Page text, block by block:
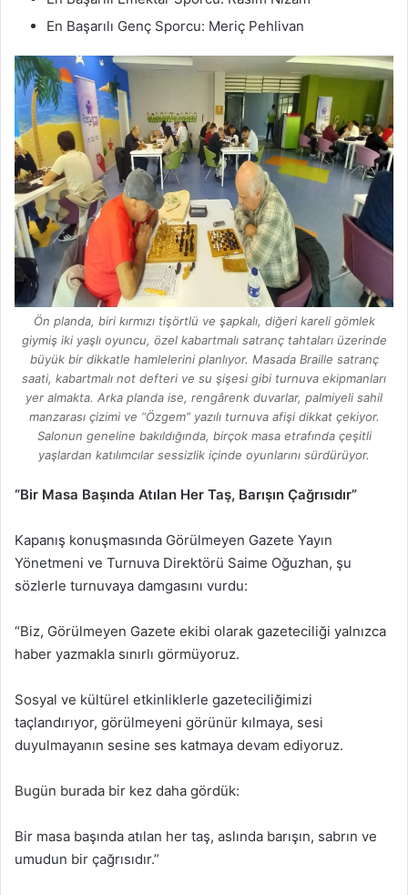
En Başarılı Genç Sporcu: Meriç Pehlivan
Ön planda, biri kırmızı tişörtlü ve şapkalı, diğeri kareli gömlek
giymiş iki yaşlı oyuncu, özel kabartmalı satranç tahtaları üzerinde
büyük bir dikkatle hamlelerini planlıyor. Masada Braille satranç
saati, kabartmalı not defteri ve su şişesi gibi turnuva ekipmanları
yer almakta. Arka planda ise, rengârenk duvarlar, palmiyeli sahil
manzarası çizimi ve “Özgem” yazılı turnuva afişi dikkat çekiyor.
Salonun geneline bakıldığında, birçok masa etrafında çeşitli
yaşlardan katılımcılar sessizlik içinde oyunlarını sürdürüyor.
“Bir Masa Başında Atılan Her Taş, Barışın Çağrısıdır”
Kapanış konuşmasında Görülmeyen Gazete Yayın
Yönetmeni ve Turnuva Direktörü Saime Oğuzhan, şu
sözlerle turnuvaya damgasını vurdu:
“Biz, Görülmeyen Gazete ekibi olarak gazeteciliği yalnızca
haber yazmakla sınırlı görmüyoruz.
Sosyal ve kültürel etkinliklerle gazeteciliğimizi
taçlandırıyor, görülmeyeni görünür kılmaya, sesi
duyulmayanın sesine ses katmaya devam ediyoruz.
Bugün burada bir kez daha gördük:
Bir masa başında atılan her taş, aslında barışın, sabrın ve
umudun bir çağrısıdır.”